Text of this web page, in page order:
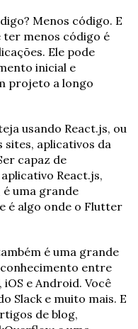
Menos código. E
ter menos código é
Ele pode
inicial e
projeto a longo
usando React.js, ou
sites, aplicativos da
capaz de
React.js,
uma grande
é algo onde o Flutter
é uma grande
entre
iOS e Android. Você
Slack e muito mais. E
de blog,